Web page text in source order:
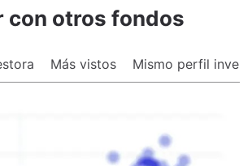
con otros fondos
Más vistos Mismo perfil